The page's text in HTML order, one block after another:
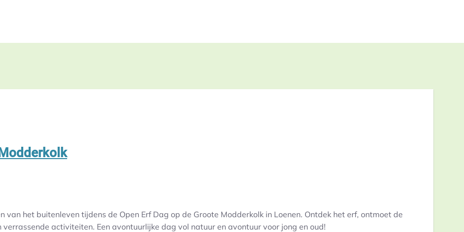
van het buitenleven tijdens de Open Erf Dag op de Groote Modderkolk in Loenen. Ontdek het erf, ontmoet de
verrassende activiteiten. Een avontuurlijke dag vol natuur en avontuur voor jong en oud!